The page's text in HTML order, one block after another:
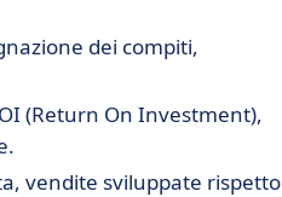
dei compiti,
(Return On Investment),
vendite sviluppate rispetto